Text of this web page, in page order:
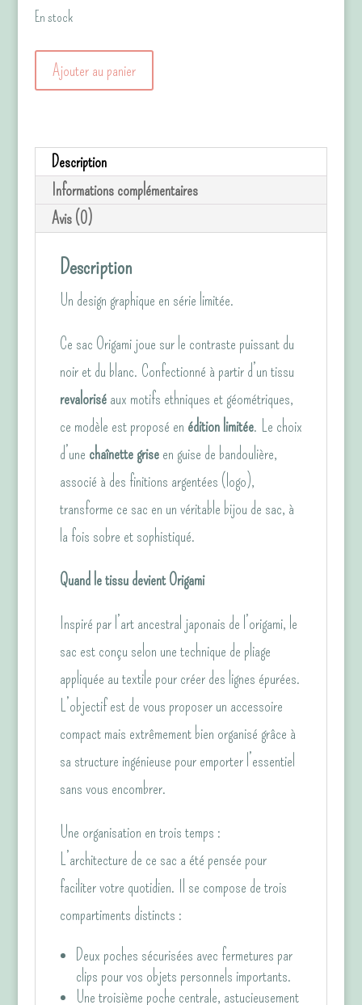
En stock
quantité
de
Origami
–
Édition
Limitée
"Black
White"
Chaînette
Ajouter au panier
Description
Informations complémentaires
Avis (0)
Description
Un design graphique en série limitée.
Ce sac Origami joue sur le contraste puissant du
noir et du blanc. Confectionné à partir d’un tissu
revaloriséaux motifs ethniques et géométriques,
ce modèle est proposé en édition limitée. Le choix
d’une chaînette griseen guise de bandoulière,
associé à des finitions argentées (logo),
transforme ce sac en un véritable bijou de sac, à
la fois sobre et sophistiqué.
Quand le tissu devient Origami
Inspiré par l’art ancestral japonais de l’origami, le
sac est conçu selon une technique de pliage
appliquée au textile pour créer des lignes épurées.
L’objectif est de vous proposer un accessoire
compact mais extrêmement bien organisé grâce à
sa structure ingénieuse pour emporter l’essentiel
sans vous encombrer.
Une organisation en trois temps :
L’architecture de ce sac a été pensée pour
faciliter votre quotidien. Il se compose de trois
compartiments distincts :
Deux poches sécurisées avec fermetures par
clips pour vos objets personnels importants.
Une troisième poche centrale, astucieusement